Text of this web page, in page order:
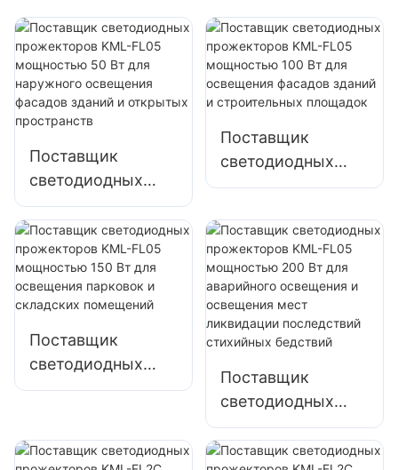
Поставщик
светодиодных
прожекторов
KML-FL05
мощностью 50 Вт
для наружного
освещения
открытых
пространств
Поставщик
светодиодных
прожекторов
мощностью 100
Вт для освещения
фасадов зданий и
строительных
площадок
Поставщик
светодиодных
прожекторов
мощностью 150
Вт для освещения
Поставщик
светодиодных
прожекторов
KML-FL05